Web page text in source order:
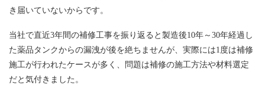
き届いていないからです。
当社で直近3年間の補修工事を振り返ると製造後10年～30年経過し
た薬品タンクからの漏洩が後を絶ちませんが、実際には1度は補修
施工が行われたケースが多く、問題は補修の施工方法や材料選定
だと気付きました。